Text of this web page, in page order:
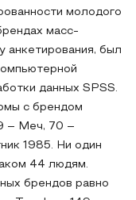
молодого
масс-
анкетирования, был
данных SPSS.
с брендом
– Меч, 70 –
1985. Ни один
44 людям.
брендов равно